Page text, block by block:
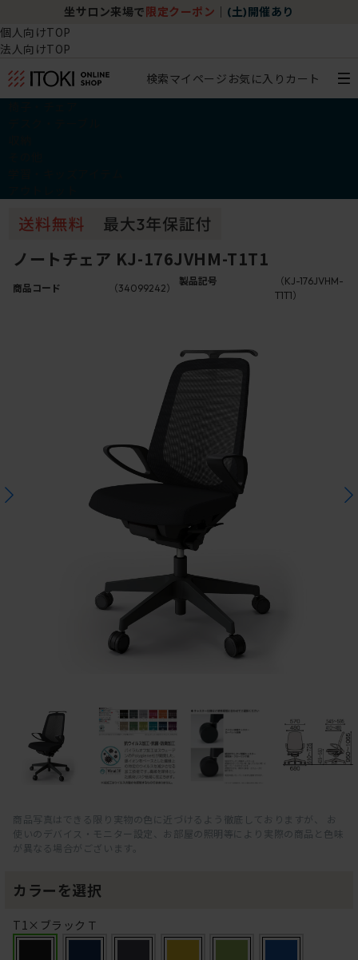
坐サロン来場で 限定クーポン (土)開催あり
個人向けTOP
法人向けTOP
検索マイページ お気に入り カート
ノートチェア KJ-176JVHM-T1T1
商品コード （34099242）
製品記号
（KJ-176JVHM-
T1T1）
商品写真はできる限り実物の色に近づけるよう徹底しておりますが、 お
使いのデバイス・モニター設定、お部屋の照明等により実際の商品と色味
が異なる場合がございます。
カラーを選択
T1×ブラックＴ